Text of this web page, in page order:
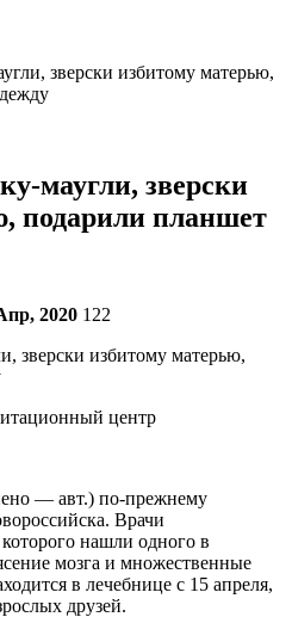
зверски избитому матерью,
маугли, зверски
подарили планшет
2020 122
центр
— авт.) по-прежнему
Врачи
нашли одного в
мозга и множественные
в лечебнице с 15 апреля,
друзей.